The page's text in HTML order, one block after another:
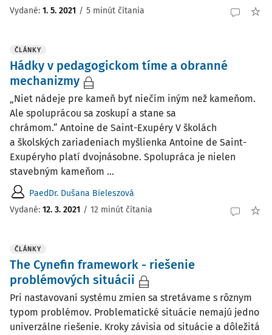
Vydané: 1. 5. 2021 / 5 minút čítania
ČLÁNKY
Hádky v pedagogickom tíme a obranné
mechanizmy
„Niet nádeje pre kameň byť niečím iným než kameňom.
Ale spoluprácou sa zoskupí a stane sa
chrámom.“ Antoine de Saint-Exupéry V školách
a školských zariadeniach myšlienka Antoine de Saint-
Exupéryho platí dvojnásobne. Spolupráca je nielen
stavebným kameňom ...
PaedDr. Dušana Bieleszová
Vydané: 12. 3. 2021 / 12 minút čítania
ČLÁNKY
The Cynefin framework - riešenie
problémových situácii
Pri nastavovaní systému zmien sa stretávame s rôznym
typom problémov. Problematické situácie nemajú jedno
univerzálne riešenie. Kroky závisia od situácie a dôležitá